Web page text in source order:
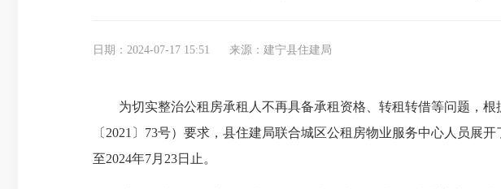
日期：2024-07-17 15:51 来源：建宁县住建局
为切实整治公租房承租人不再具备承租资格、转租转借等问题，
〔2021〕73号）要求，县住建局联合城区公租房物业服务中心人员展
至2024年7月23日止。